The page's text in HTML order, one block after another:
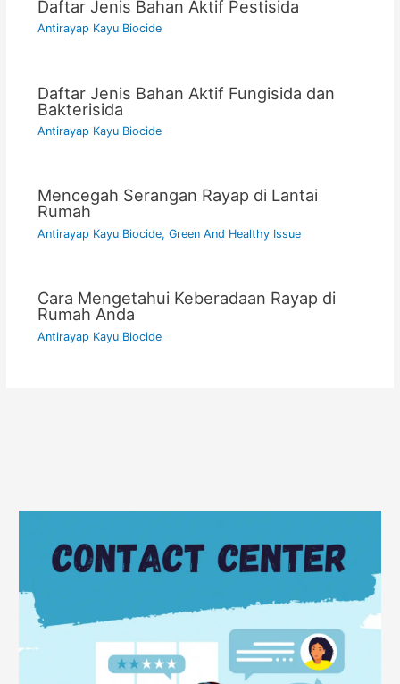
Daftar Jenis Bahan Aktif Pestisida
Antirayap Kayu Biocide
Daftar Jenis Bahan Aktif Fungisida dan
Bakterisida
Antirayap Kayu Biocide
Mencegah Serangan Rayap di Lantai
Rumah
Antirayap Kayu Biocide, Green And Healthy Issue
Cara Mengetahui Keberadaan Rayap di
Rumah Anda
Antirayap Kayu Biocide